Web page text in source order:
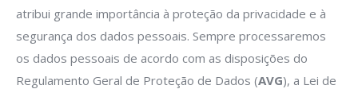
atribui grande importância à proteção da privacidade e à
segurança dos dados pessoais. Sempre processaremos
os dados pessoais de acordo com as disposições do
Regulamento Geral de Proteção de Dados (AVG), a Lei de